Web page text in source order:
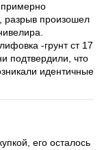
примерно
разрыв произошел
-грунт ст 17
подтвердили, что
идентичные
его осталось